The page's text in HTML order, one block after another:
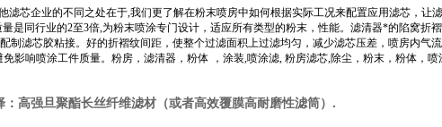
滤芯企业的不同之处在于,我们更了解在粉末喷房中如何根据实际工况来配置应用滤芯，让
量是同行业的2至3倍,为粉末喷涂专门设计，适应所有类型的粉末，性能。滤清器*的陷窝折
制滤芯胶粘接。好的折褶纹间距，使整个过滤面积上过滤均匀，减少滤芯压差，喷房内气
影响喷涂工件质量。粉房，滤清器，粉体 ，涂装,喷涂滤, 粉房滤芯,除尘，粉末，粉体，喷
：高强旦聚酯长丝纤维滤材（或者高效覆膜高耐磨性滤筒）.